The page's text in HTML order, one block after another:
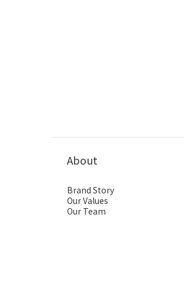
About
Brand Story
Our Values
Our Team